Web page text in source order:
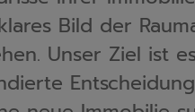
Bild der
Unser Ziel ist